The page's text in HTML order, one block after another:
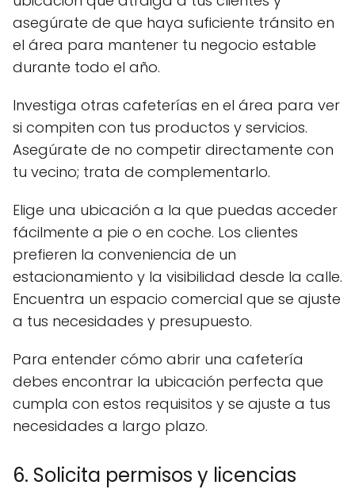
asegúrate de que haya suficiente tránsito en
el área para mantener tu negocio estable
durante todo el año.
Investiga otras cafeterías en el área para ver
si compiten con tus productos y servicios.
Asegúrate de no competir directamente con
tu vecino; trata de complementarlo.
Elige una ubicación a la que puedas acceder
fácilmente a pie o en coche. Los clientes
prefieren la conveniencia de un
estacionamiento y la visibilidad desde la calle.
Encuentra un espacio comercial que se ajuste
a tus necesidades y presupuesto.
Para entender cómo abrir una cafetería
debes encontrar la ubicación perfecta que
cumpla con estos requisitos y se ajuste a tus
necesidades a largo plazo.
6. Solicita permisos y licencias